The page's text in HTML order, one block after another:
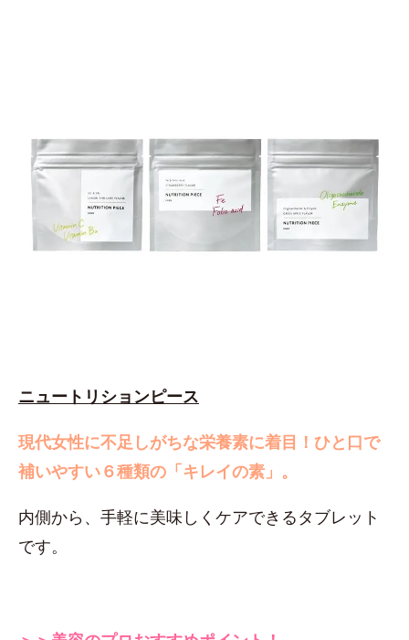
ニュートリションピース
現代女性に不足しがちな栄養素に着目！ ひと口で
補いやすい６種類の「キレイの素」。
内側から、手軽に美味しくケアできるタブレット
です。